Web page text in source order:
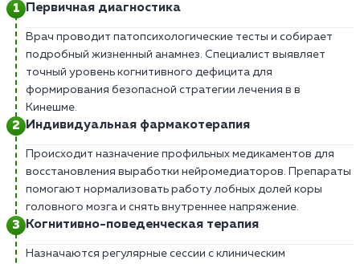
Первичная диагностика
Врач проводит патопсихологические тесты и собирает
подробный жизненный анамнез. Специалист выявляет
точный уровень когнитивного дефицита для
формирования безопасной стратегии лечения в в
Кинешме.
Индивидуальная фармакотерапия
Происходит назначение профильных медикаментов для
восстановления выработки нейромедиаторов. Препараты
помогают нормализовать работу лобных долей коры
головного мозга и снять внутреннее напряжение.
Когнитивно-поведенческая терапия
Назначаются регулярные сессии с клиническим